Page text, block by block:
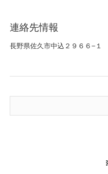
連絡先情報
長野県佐久市中込２９６６−１